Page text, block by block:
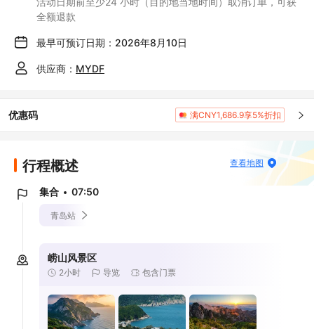
全额退款
最早可预订日期：2026年8月10日
供应商： MYDF
优惠码 满CNY1,686.9享5%折扣
行程概述 查看地图
集合 07:50
青岛站
崂山风景区
2小时 导览 包含门票